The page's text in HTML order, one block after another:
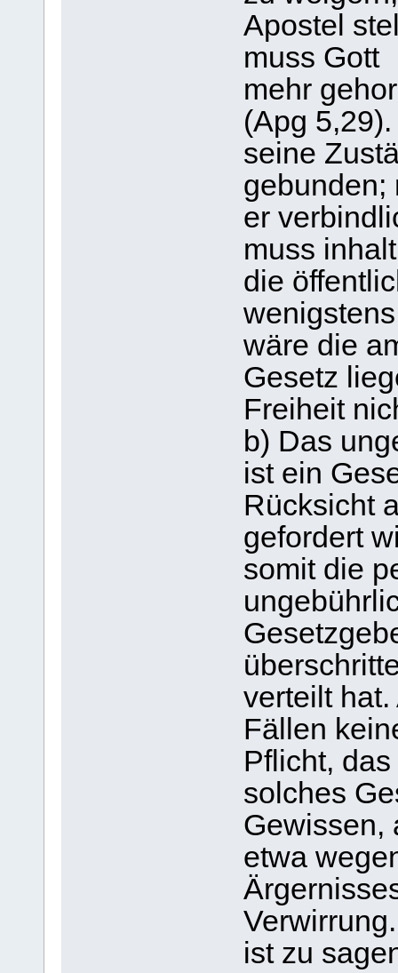
Apostel
muss Gott
mehr
(Apg
seine
gebunden;
er
muss
die
wäre die
Gesetz
Freiheit
b) Das
ist ein
Rücksicht
gefordert
somit die
verteilt
Fällen
Pflicht,
solches
Gewissen,
etwa
ist zu